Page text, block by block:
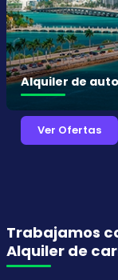
Alquiler de
Ver Ofertas
Trabajamos
Alquiler de